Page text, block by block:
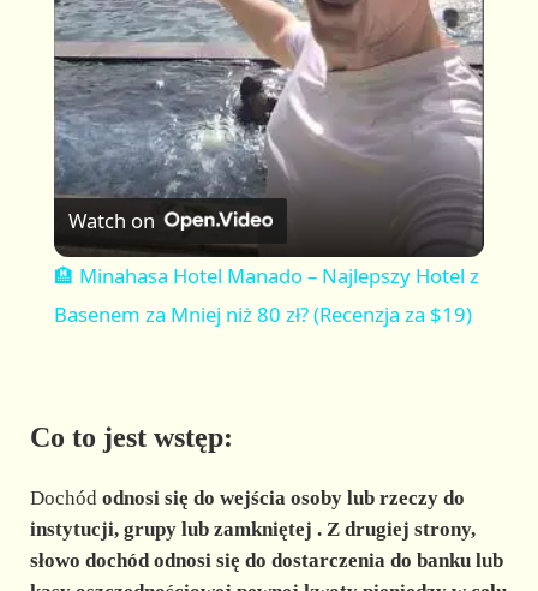
a
y
V
i
o
Watch on
🏨 Minahasa Hotel Manado – Najlepszy Hotel z
Basenem za Mniej niż 80 zł? (Recenzja za $19)
Co to jest wstęp:
Dochód odnosi się do wejścia osoby lub rzeczy do
instytucji, grupy lub zamkniętej . Z drugiej strony,
słowo dochód odnosi się do dostarczenia do banku lub